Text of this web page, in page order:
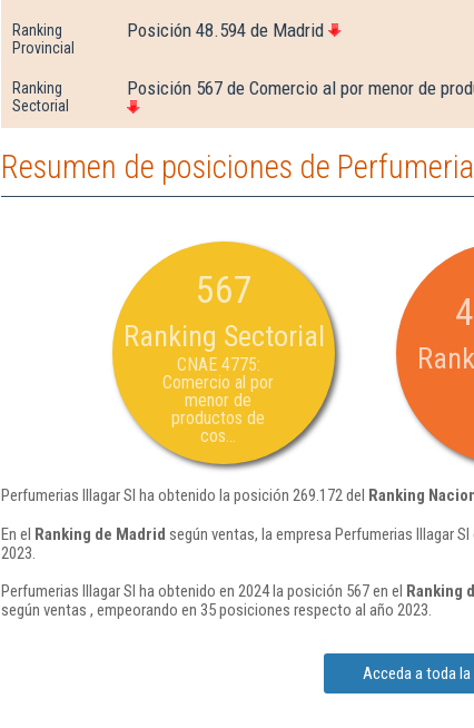
Ranking
Provincial
Posición 48.594 de Madrid
Ranking
Sectorial
Posición 567 de Comercio al por menor de
Resumen de posiciones de
567
Ranking Sectorial
CNAE 4775:
Comercio al por
menor de
productos de
cos...
Perfumerias Illagar Sl ha obtenido la posición 269.172 del Ranking
En el Ranking de Madrid según ventas, la empresa Perfumerias Illagar
2023.
Perfumerias Illagar Sl ha obtenido en 2024 la posición 567 en el Ranking
según ventas , empeorando en 35 posiciones respecto al año 2023.
Acceda a toda